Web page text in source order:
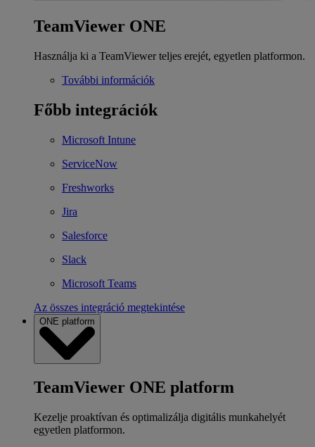
TeamViewer ONE
Használja ki a TeamViewer teljes erejét, egyetlen platformon.
További információk
Főbb integrációk
Microsoft Intune
ServiceNow
Freshworks
Jira
Salesforce
Slack
Microsoft Teams
Az összes integráció megtekintése
ONE platform
TeamViewer ONE platform
Kezelje proaktívan és optimalizálja digitális munkahelyét
egyetlen platformon.